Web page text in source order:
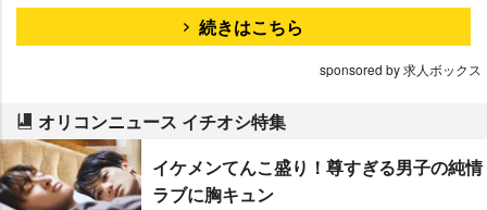
続きはこちら
sponsored by 求人ボックス
オリコンニュース イチオシ特集
イケメンてんこ盛り！尊すぎる男子の純情
ラブに胸キュン